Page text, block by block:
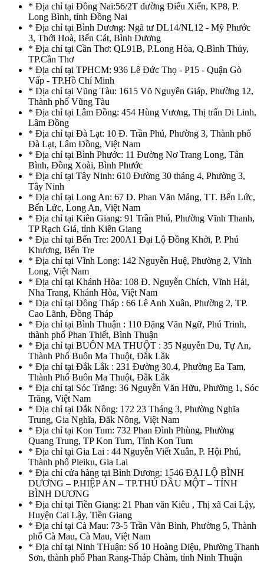
* Địa chỉ tại Đồng Nai:56/2T đường Điểu Xiển, KP8, P.
Long Bình, tỉnh Đồng Nai
* Địa chỉ tại Bình Dương: Ngã tư DL14/NL12 - Mỹ Phước
3, Thới Hoà, Bến Cát, Bình Dương
* Địa chỉ tại Cần Thơ: QL91B, P.Long Hòa, Q.Bình Thủy,
TP.Cần Thơ
* Địa chỉ tại TPHCM: 936 Lê Đức Thọ - P15 - Quận Gò
Vấp - TP.Hồ Chí Minh
* Địa chỉ tại Vũng Tàu: 1615 Võ Nguyên Giáp, Phường 12,
Thành phố Vũng Tàu
* Địa chỉ tại Lâm Đồng: 454 Hùng Vương, Thị trấn Di Linh,
Lâm Đồng
* Địa chỉ tại Đà Lạt: 10 Đ. Trần Phú, Phường 3, Thành phố
Đà Lạt, Lâm Đồng, Việt Nam
* Địa chỉ tại Bình Phước: 11 Đường Nơ Trang Long, Tân
Bình, Đồng Xoài, Bình Phước
* Địa chỉ tại Tây Ninh: 610 Đường 30 tháng 4, Phường 3,
Tây Ninh
* Địa chỉ tại Long An: 67 Đ. Phan Văn Mảng, TT. Bến Lức,
Bến Lức, Long An, Việt Nam
* Địa chỉ tại Kiên Giang: 91 Trần Phú, Phường Vĩnh Thanh,
TP Rạch Giá, tỉnh Kiên Giang
* Địa chỉ tại Bến Tre: 200A1 Đại Lộ Đồng Khởi, P. Phú
Khương, Bến Tre
* Địa chỉ tại Vĩnh Long: 142 Nguyễn Huệ, Phường 2, Vĩnh
Long, Việt Nam
* Địa chỉ tại Khánh Hòa: 108 Đ. Nguyễn Chích, Vĩnh Hải,
Nha Trang, Khánh Hòa, Việt Nam
* Địa chỉ tại Đồng Tháp : 66 Lê Anh Xuân, Phường 2, TP.
Cao Lãnh, Đồng Tháp
* Địa chỉ tại Bình Thuận : 110 Đặng Văn Ngữ, Phú Trinh,
thành phố Phan Thiết, Bình Thuận
* Địa chỉ tại BUÔN MA THUỘT : 35 Nguyễn Du, Tự An,
Thành Phố Buôn Ma Thuột, Đắk Lắk
* Địa chỉ tại Đắk Lắk : 231 Đường 30.4, Phường Ea Tam,
Thành Phố Buôn Ma Thuột, Đắk Lắk
* Địa chỉ tại Sóc Trăng: 36 Nguyễn Văn Hữu, Phường 1, Sóc
Trăng, Việt Nam
* Địa chỉ tại Đắk Nông: 172 23 Tháng 3, Phường Nghĩa
Trung, Gia Nghĩa, Đăk Nông, Việt Nam
* Địa chỉ tại Kon Tum: 732 Phan Đình Phùng, Phường
Quang Trung, TP Kon Tum, Tỉnh Kon Tum
* Địa chỉ tại Gia Lai : 44 Nguyễn Viết Xuân, P. Hội Phú,
Thành phố Pleiku, Gia Lai
* Địa chỉ cửa hàng tại Bình Dương: 1546 ĐẠI LỘ BÌNH
DƯƠNG – P.HIỆP AN – TP.THỦ DẦU MỘT – TỈNH
BÌNH DƯƠNG
* Địa chỉ tại Tiền Giang: 21 Phan văn Kiêu , Thị xã Cai Lậy,
Huyện Cai Lậy, Tiền Giang
* Địa chỉ tại Cà Mau: 73-5 Trần Văn Bình, Phường 5, Thành
phố Cà Mau, Cà Mau, Việt Nam
* Địa chỉ tại Ninh THuận: Số 10 Hoàng Diệu, Phường Thanh
Sơn, thành phố Phan Rang-Tháp Chàm, tỉnh Ninh Thuận